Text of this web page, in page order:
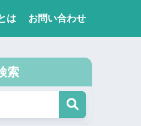
は お問い合わせ
索